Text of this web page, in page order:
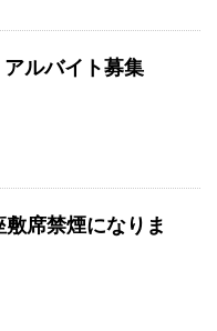
ルバイト募集
席禁煙になりま